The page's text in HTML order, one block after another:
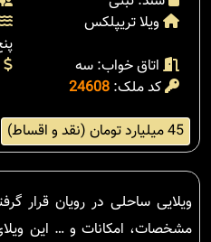
ویلا تریپلکس
اتاق خواب: سه
کد ملک: 24608
45 میلیارد تومان (نقد و اقساط)
ویلایی ساحلی در رویان قرار
مشخصات، امکانات و … این